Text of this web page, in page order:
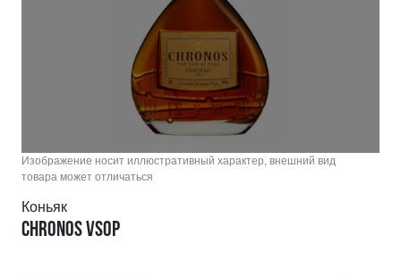
Изображение носит иллюстративный характер, внешний вид
товара может отличаться
Коньяк
CHRONOS VSOP